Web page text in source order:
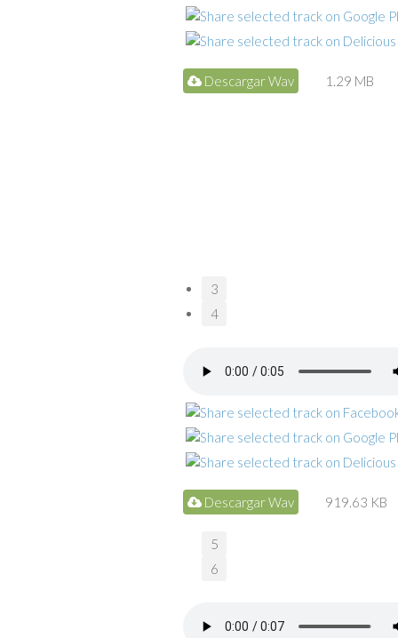
Descargar Wav 1.29 MB
Descargar Wav 919.63 KB
3
4
5
6